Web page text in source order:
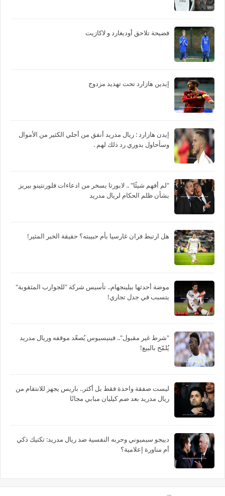
فضيحة تلاحق أوديغارد و لاكازيت
إيدين هازارد تحت تهديد مزدوج
‏إيدن هازارد : ريال مدريد أنفق من أجلي الكثير من الأموال
وسأحاول بدوري رد ذلك لهم .
"لم أفهم شيئًا" .. لابورتا يسخر من ادعاءات فلورنتينو بيريز
بشأن ظلم الحكام لريال مدريد
هل ارتبط فران غارسيا بأم حبيبته؟ حقيقة الخبر المثير!
موضة أحدثها بيلينجهام.. تأسيس شركة "للجوارب المثقوبة"
يتسبب في جدل تجاري!
"شرط غير مقبول".. فينيسيوس يُصعّد موقفه وريال مدريد
يُلمّح بالبيع!
ليست صفقة واحدة فقط بل أكثر.. باريس يجهز للانتقام من
ريال مدريد بعد ضم كيليان مبابي مجانًا
دييجو سيميوني وحربه النفسية ضد ريال مدريد: تكتيك ذكي
أم مناورة إعلامية؟